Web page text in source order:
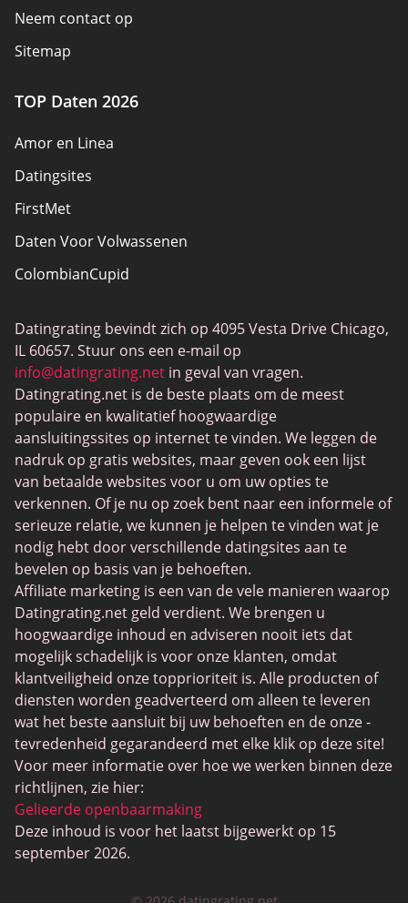
Neem contact op
Sitemap
TOP Daten 2026
Amor en Linea
Datingsites
FirstMet
Daten Voor Volwassenen
ColombianCupid
MeetMindful
BDSM Dating
BBPeopleMeet
Sugar Daddy-sites
JPeopleMeet
Trans Daten
Senior Datingsites
MijnLOL
Gay Dating
Lesbische Dating
Black Dating Sites
SugarDaddyMeet
LatinAmericanCupid
CatholicMatch
Datingrating bevindt zich op 4095 Vesta Drive Chicago,
IL 60657. Stuur ons een e-mail op
info@datingrating.net in geval van vragen.
Datingrating.net is de beste plaats om de meest
populaire en kwalitatief hoogwaardige
aansluitingssites op internet te vinden. We leggen de
nadruk op gratis websites, maar geven ook een lijst
van betaalde websites voor u om uw opties te
verkennen. Of je nu op zoek bent naar een informele of
serieuze relatie, we kunnen je helpen te vinden wat je
nodig hebt door verschillende datingsites aan te
bevelen op basis van je behoeften.
Affiliate marketing is een van de vele manieren waarop
Datingrating.net geld verdient. We brengen u
hoogwaardige inhoud en adviseren nooit iets dat
mogelijk schadelijk is voor onze klanten, omdat
klantveiligheid onze topprioriteit is. Alle producten of
diensten worden geadverteerd om alleen te leveren
wat het beste aansluit bij uw behoeften en de onze -
tevredenheid gegarandeerd met elke klik op deze site!
Voor meer informatie over hoe we werken binnen deze
richtlijnen, zie hier:
Gelieerde openbaarmaking
Deze inhoud is voor het laatst bijgewerkt op 15
september 2026.